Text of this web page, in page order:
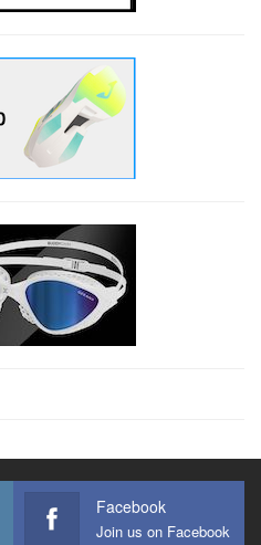
Facebook
Join us on Facebook